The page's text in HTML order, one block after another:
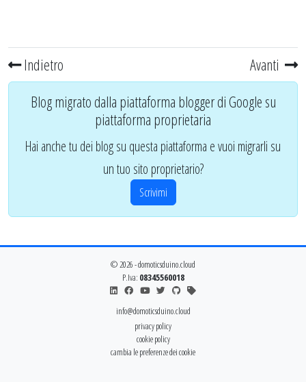
Indietro Avanti
Blog migrato dalla piattaforma blogger di Google su
piattaforma proprietaria
Hai anche tu dei blog su questa piattaforma e vuoi migrarli su
un tuo sito proprietario?
Scrivimi
© 2026 - domoticsduino.cloud
P.Iva: 08345560018
info@domoticsduino.cloud
privacy policy
cookie policy
cambia le preferenze dei cookie